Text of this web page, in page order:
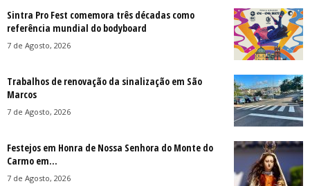
Sintra Pro Fest comemora três décadas como
referência mundial do bodyboard
7 de Agosto, 2026
Trabalhos de renovação da sinalização em São
Marcos
7 de Agosto, 2026
Festejos em Honra de Nossa Senhora do Monte do
Carmo em...
7 de Agosto, 2026